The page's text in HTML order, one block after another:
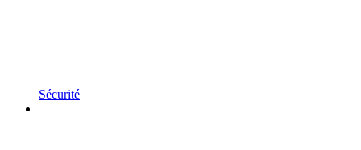
Sécurité